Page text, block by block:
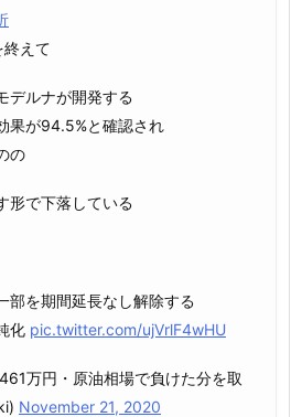
えて
デルナが開発する
果が94.5%と確認され
の
形で下落している
部を期間延長なし解除する
化 pic.twitter.com/ujVrlF4wHU
万円・原油相場で負けた分を取
November 21, 2020